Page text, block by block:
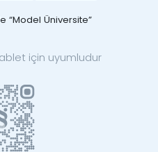
“Model Üniversite”
için uyumludur